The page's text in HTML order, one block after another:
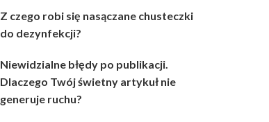
Z czego robi się nasączane chusteczki
do dezynfekcji?
Niewidzialne błędy po publikacji.
Dlaczego Twój świetny artykuł nie
generuje ruchu?